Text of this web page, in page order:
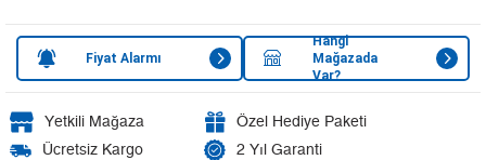
Fiyat Alarmı
Hangi
Mağazada
Var?
Yetkili Mağaza
Özel Hediye Paketi
Ücretsiz Kargo
2 Yıl Garanti